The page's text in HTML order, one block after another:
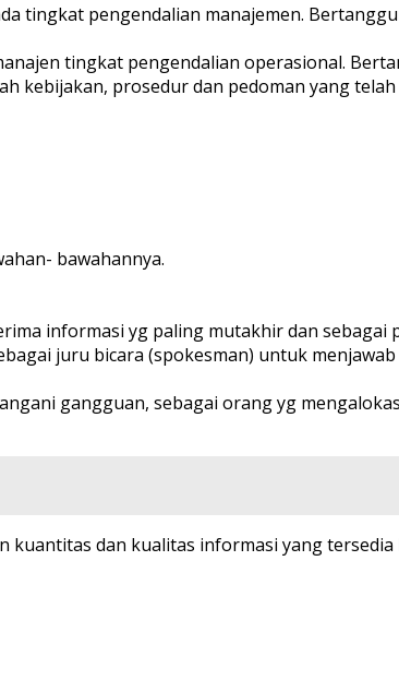
tingkat pengendalian manajemen.
tingkat pengendalian operasional.
kebijakan, prosedur dan pedoman yang
bawahannya.
informasi yg paling mutakhir dan sebagai
juru bicara (spokesman) untuk
gangguan, sebagai orang yg
dan kualitas informasi yang